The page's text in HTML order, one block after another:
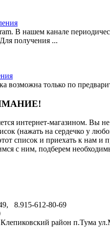
В нашем канале
Для получения ...
возможна только по
интернет-магазином. Вы
(нажать на сердечко у
список и приехать к нам
с ним, подберем
8.915-612-80-69
Клепиковский район п.Тума